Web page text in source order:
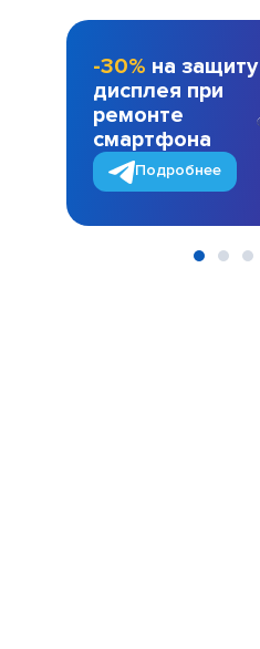
-30% на защиту
дисплея при
ремонте
смартфона
Подробнее